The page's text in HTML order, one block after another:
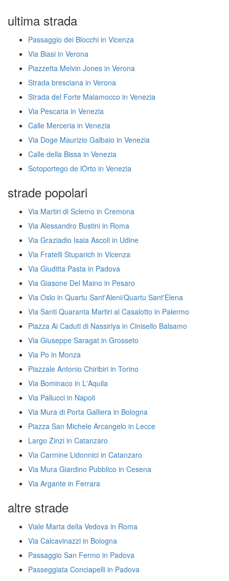
ultima strada
Passaggio dei Blocchi in Vicenza
Via Biasi in Verona
Piazzetta Melvin Jones in Verona
Strada bresciana in Verona
Strada del Forte Malamocco in Venezia
Via Pescaria in Venezia
Calle Merceria in Venezia
Via Doge Maurizio Galbaio in Venezia
Calle della Bissa in Venezia
Sotoportego de lOrto in Venezia
strade popolari
Via Martiri di Sclemo in Cremona
Via Alessandro Bustini in Roma
Via Graziadio Isaia Ascoli in Udine
Via Fratelli Stuparich in Vicenza
Via Giuditta Pasta in Padova
Via Giasone Del Maino in Pesaro
Via Oslo in Quartu Sant'Aleni/Quartu Sant'Elena
Via Santi Quaranta Martiri al Casalotto in Palermo
Piazza Ai Caduti di Nassiriya in Cinisello Balsamo
Via Giuseppe Saragat in Grosseto
Via Po in Monza
Piazzale Antonio Chiribiri in Torino
Via Bominaco in L'Aquila
Via Pallucci in Napoli
Via Mura di Porta Galliera in Bologna
Piazza San Michele Arcangelo in Lecce
Largo Zinzi in Catanzaro
Via Carmine Lidonnici in Catanzaro
Via Mura Giardino Pubblico in Cesena
Via Argante in Ferrara
altre strade
Viale Marta della Vedova in Roma
Via Calcavinazzi in Bologna
Passaggio San Fermo in Padova
Passeggiata Conciapelli in Padova